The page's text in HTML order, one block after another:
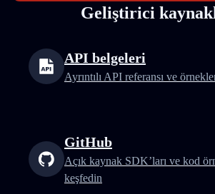
Geliştirici
API belgeleri
Ayrıntılı API referansı ve
GitHub
Açık kaynak SDK’ları ve kod
keşfedin